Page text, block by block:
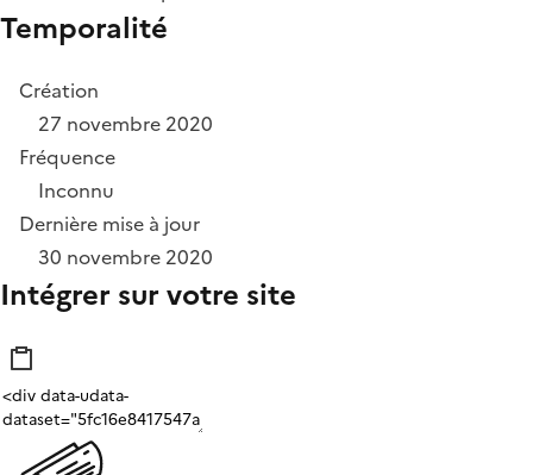
Temporalité
Création
27 novembre 2020
Fréquence
Inconnu
Dernière mise à jour
30 novembre 2020
Intégrer sur votre site